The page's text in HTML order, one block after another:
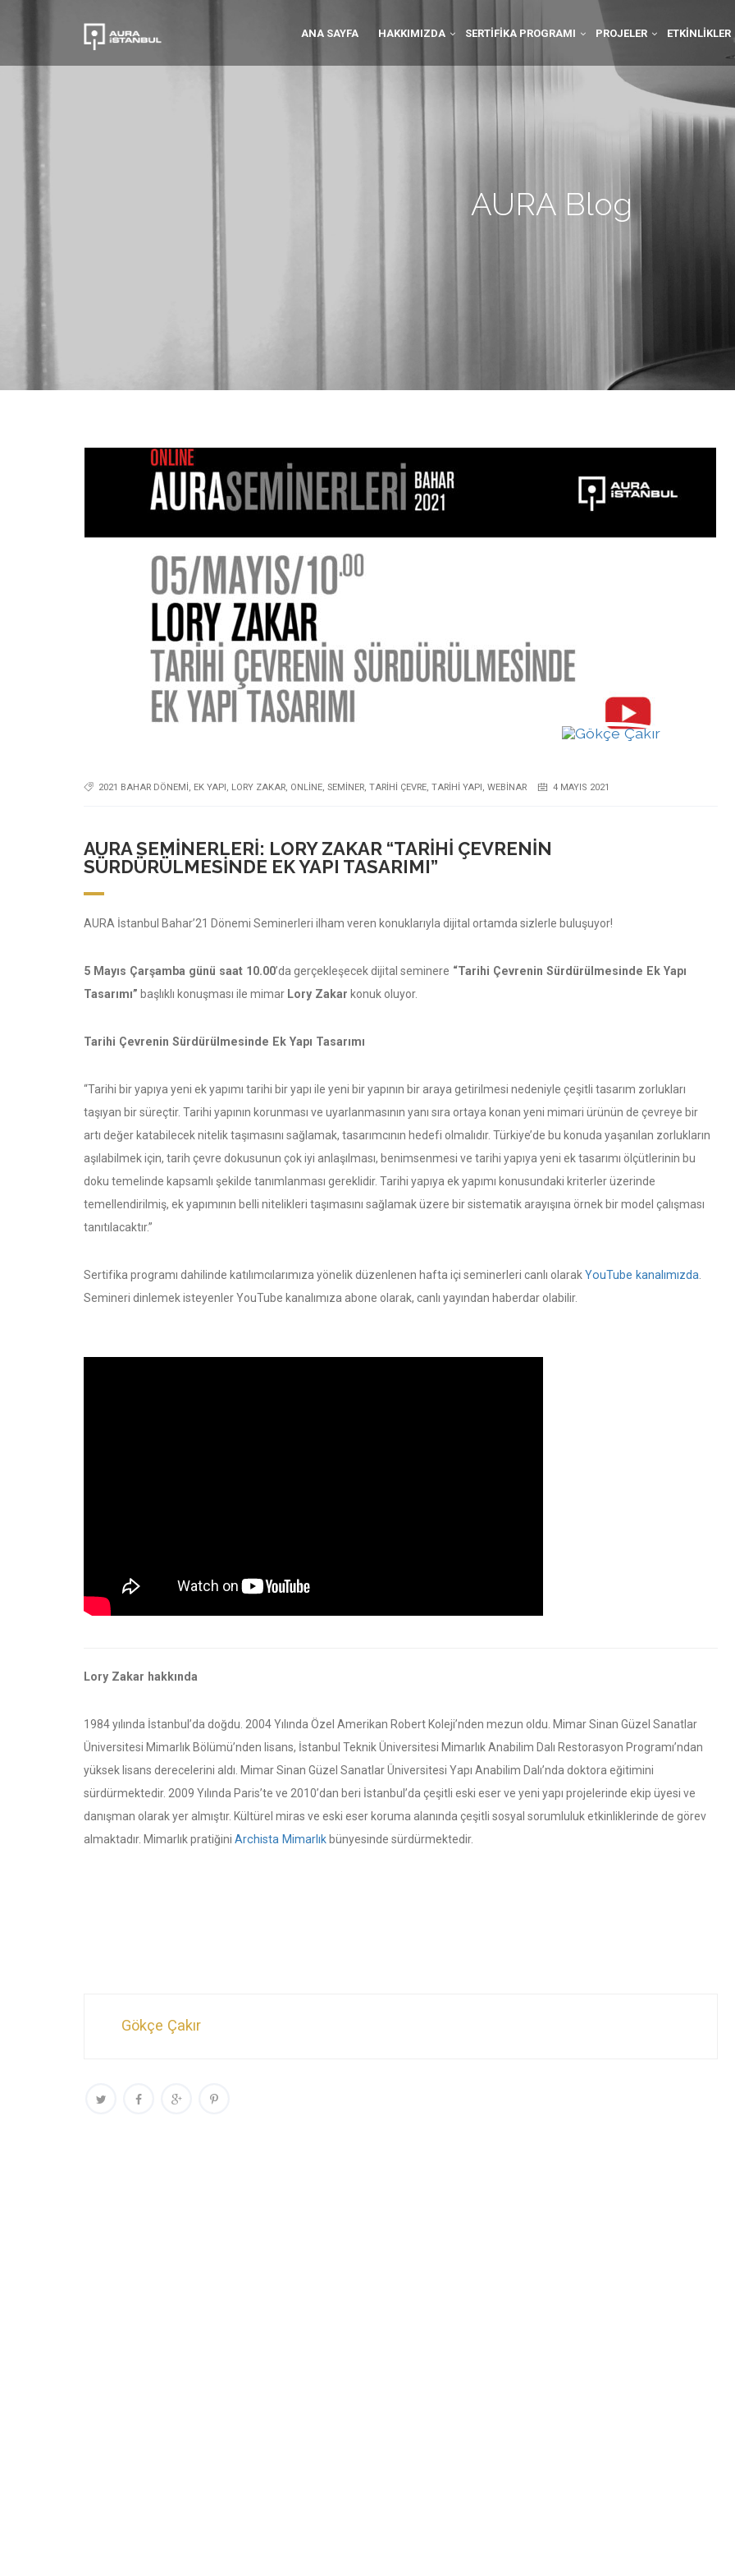
ANA SAYFA HAKKIMIZDA SERTIFIKA PROGRAMI PROJELER ETKINLIKLER
AURA Blog
2021 BAHAR DÖNEMI, EK YAPI, LORY ZAKAR, ONLINE, SEMINER, TARIHI ÇEVRE, TARIHI YAPI, WEBINAR 4 MAYIS 2021
AURA SEMINERLERI: LORY ZAKAR “TARIHI ÇEVRENIN
SÜRDÜRÜLMESINDE EK YAPI TASARIMI”
AURA İstanbul Bahar’21 Dönemi Seminerleri ilham veren konuklarıyla dijital ortamda sizlerle buluşuyor!
5 Mayıs Çarşamba günü saat 10.00’da gerçekleşecek dijital seminere “Tarihi Çevrenin Sürdürülmesinde Ek Yapı
Tasarımı” başlıklı konuşması ile mimar Lory Zakar konuk oluyor.
Tarihi Çevrenin Sürdürülmesinde Ek Yapı Tasarımı
“Tarihi bir yapıya yeni ek yapımı tarihi bir yapı ile yeni bir yapının bir araya getirilmesi nedeniyle çeşitli tasarım zorlukları
taşıyan bir süreçtir. Tarihi yapının korunması ve uyarlanmasının yanı sıra ortaya konan yeni mimari ürünün de çevreye bir
artı değer katabilecek nitelik taşımasını sağlamak, tasarımcının hedefi olmalıdır. Türkiye’de bu konuda yaşanılan zorlukların
aşılabilmek için, tarih çevre dokusunun çok iyi anlaşılması, benimsenmesi ve tarihi yapıya yeni ek tasarımı ölçütlerinin bu
doku temelinde kapsamlı şekilde tanımlanması gereklidir. Tarihi yapıya ek yapımı konusundaki kriterler üzerinde
temellendirilmiş, ek yapımının belli nitelikleri taşımasını sağlamak üzere bir sistematik arayışına örnek bir model çalışması
tanıtılacaktır.”
Sertifika programı dahilinde katılımcılarımıza yönelik düzenlenen hafta içi seminerleri canlı olarakYouTube kanalımızda
Semineri dinlemek isteyenler YouTube kanalımıza abone olarak, canlı yayından haberdar olabilir.
Lory Zakar hakkında
1984 yılında İstanbul’da doğdu. 2004 Yılında Özel Amerikan Robert Koleji’nden mezun oldu. Mimar Sinan Güzel Sanatlar
Üniversitesi Mimarlık Bölümü’nden lisans, İstanbul Teknik Üniversitesi Mimarlık Anabilim Dalı Restorasyon Programı’ndan
yüksek lisans derecelerini aldı. Mimar Sinan Güzel Sanatlar Üniversitesi Yapı Anabilim Dalı’nda doktora eğitimini
sürdürmektedir. 2009 Yılında Paris’te ve 2010’dan beri İstanbul’da çeşitli eski eser ve yeni yapı projelerinde ekip üyesi ve
danışman olarak yer almıştır. Kültürel miras ve eski eser koruma alanında çeşitli sosyal sorumluluk etkinliklerinde de görev
almaktadır. Mimarlık pratiğini Archista Mimarlık bünyesinde sürdürmektedir.
Gökçe Çakır